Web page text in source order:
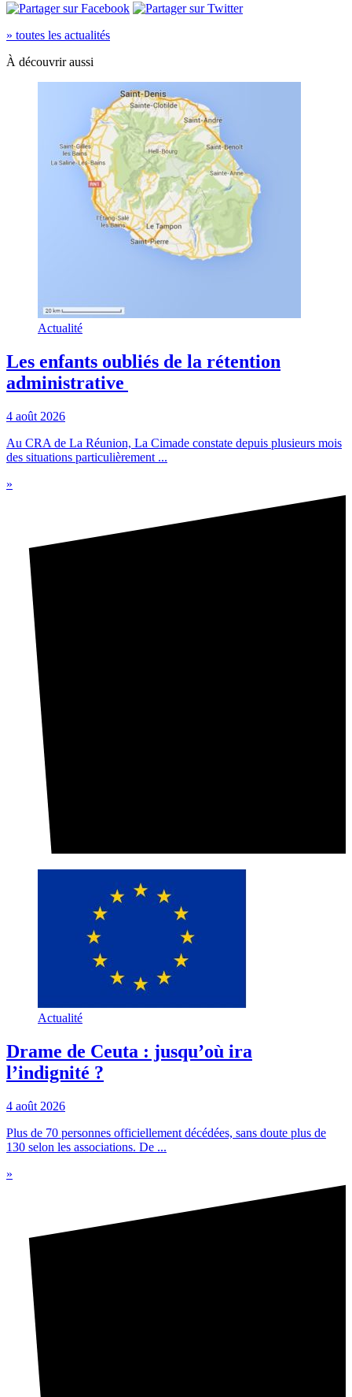
» toutes les actualités
À découvrir aussi
Actualité
Les enfants oubliés de la rétention
administrative
4 août 2026
Au CRA de La Réunion, La Cimade constate depuis plusieurs mois
des situations particulièrement ...
»
Actualité
Drame de Ceuta : jusqu’où ira
l’indignité ?
4 août 2026
Plus de 70 personnes officiellement décédées, sans doute plus de
130 selon les associations. De ...
»